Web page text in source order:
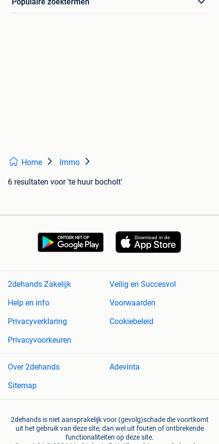
Home Immo
6 resultaten voor 'te huur bocholt'
2dehands Zakelijk
Veilig en Succesvol
Help en info
Voorwaarden
Privacyverklaring
Cookiebeleid
Privacyvoorkeuren
Over 2dehands
Adevinta
Sitemap
2dehands is niet aansprakelijk voor (gevolg)schade die voortkomt
uit het gebruik van deze site, dan wel uit fouten of ontbrekende
functionaliteiten op deze site.